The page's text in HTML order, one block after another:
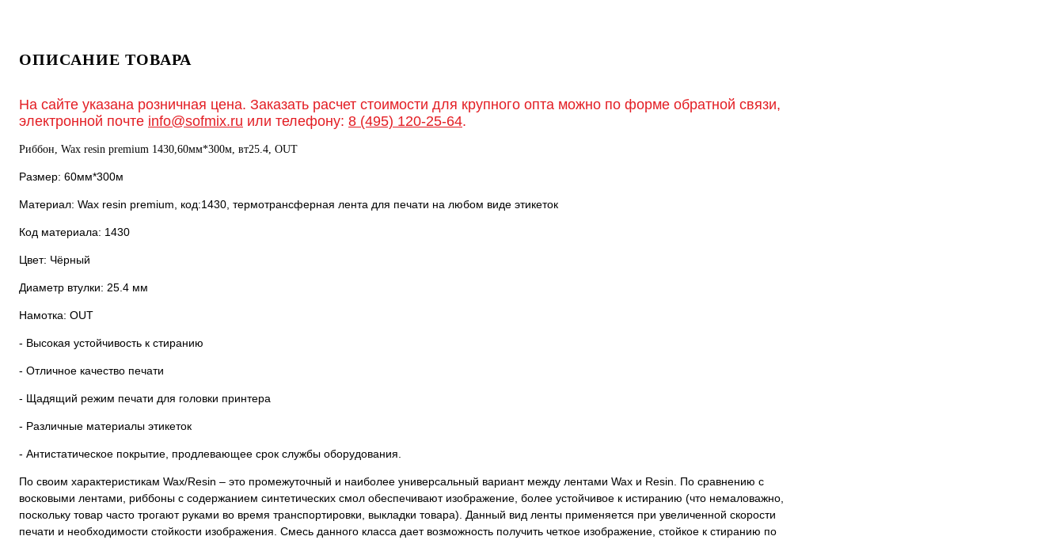
ОПИСАНИЕ ТОВАРА
На сайте указана розничная цена. Заказать расчет стоимости для крупного опта можно по форме обратной связи,
электронной почте info@sofmix.ru или телефону: 8 (495) 120-25-64.
Риббон, Wax resin premium 1430,60мм*300м, вт25.4, OUT
Размер: 60мм*300м
Материал: Wax resin premium, код:1430, термотрансферная лента для печати на любом виде этикеток
Код материала: 1430
Цвет: Чёрный
Диаметр втулки: 25.4 мм
Намотка: OUT
- Высокая устойчивость к стиранию
- Отличное качество печати
- Щадящий режим печати для головки принтера
- Различные материалы этикеток
- Антистатическое покрытие, продлевающее срок службы оборудования.
По своим характеристикам Wax/Resin – это промежуточный и наиболее универсальный вариант между лентами Wax и Resin. По сравнению с
восковыми лентами, риббоны с содержанием синтетических смол обеспечивают изображение, более устойчивое к истиранию (что немаловажно,
поскольку товар часто трогают руками во время транспортировки, выкладки товара). Данный вид ленты применяется при увеличенной скорости
печати и необходимости стойкости изображения. Смесь данного класса дает возможность получить четкое изображение, стойкое к стиранию по